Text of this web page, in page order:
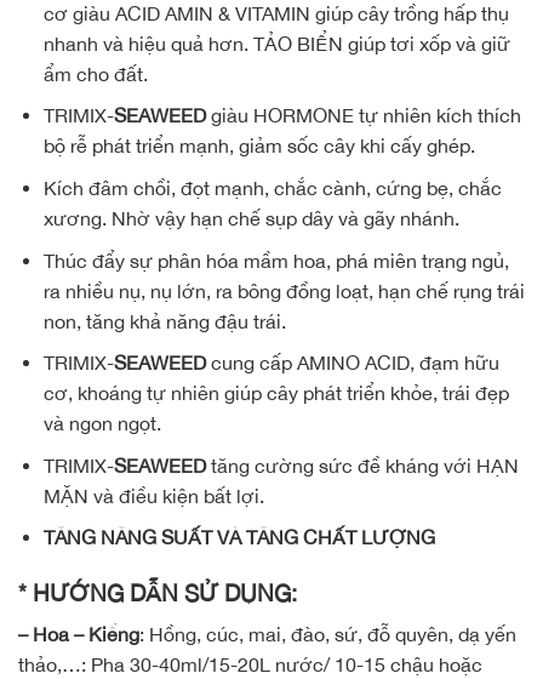
cơ giàu ACID AMIN & VITAMIN giúp cây trồng hấp thụ
nhanh và hiệu quả hơn. TẢO BIỂN giúp tơi xốp và giữ
ẩm cho đất.
TRIMIX-SEAWEEDgiàu HORMONE tự nhiên kích thích
bộ rễ phát triển mạnh, giảm sốc cây khi cấy ghép.
Kích đâm chồi, đọt mạnh, chắc cành, cứng bẹ, chắc
xương. Nhờ vậy hạn chế sụp dây và gãy nhánh.
Thúc đẩy sự phân hóa mầm hoa, phá miên trạng ngủ,
ra nhiều nụ, nụ lớn, ra bông đồng loạt, hạn chế rụng trái
non, tăng khả năng đậu trái.
TRIMIX-SEAWEEDcung cấp AMINO ACID, đạm hữu
cơ, khoáng tự nhiên giúp cây phát triển khỏe, trái đẹp
và ngon ngọt.
TRIMIX-SEAWEEDtăng cường sức đề kháng với HẠN
MẶN và điều kiện bất lợi.
TĂNG NĂNG SUẤT VÀ TĂNG CHẤT LƯỢNG
* HƯỚNG DẪN SỬ DỤNG:
– Hoa – Kiểng: Hồng, cúc, mai, đào, sứ, đỗ quyên, dạ yến
thảo,…: Pha 30-40ml/15-20L nước/ 10-15 chậu hoặc